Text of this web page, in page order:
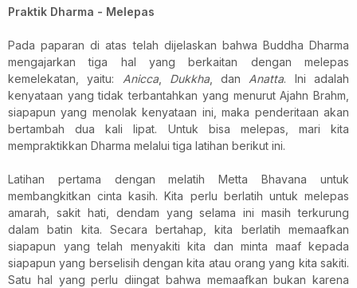
Praktik Dharma - Melepas
Pada paparan di atas telah dijelaskan bahwa Buddha Dharma
mengajarkan tiga hal yang berkaitan dengan melepas
kemelekatan, yaitu: Anicca, Dukkha, dan Anatta. Ini adalah
kenyataan yang tidak terbantahkan yang menurut Ajahn Brahm,
siapapun yang menolak kenyataan ini, maka penderitaan akan
bertambah dua kali lipat. Untuk bisa melepas, mari kita
mempraktikkan Dharma melalui tiga latihan berikut ini.
Latihan pertama dengan melatih Metta Bhavana untuk
membangkitkan cinta kasih. Kita perlu berlatih untuk melepas
amarah, sakit hati, dendam yang selama ini masih terkurung
dalam batin kita. Secara bertahap, kita berlatih memaafkan
siapapun yang telah menyakiti kita dan minta maaf kepada
siapapun yang berselisih dengan kita atau orang yang kita sakiti.
Satu hal yang perlu diingat bahwa memaafkan bukan karena